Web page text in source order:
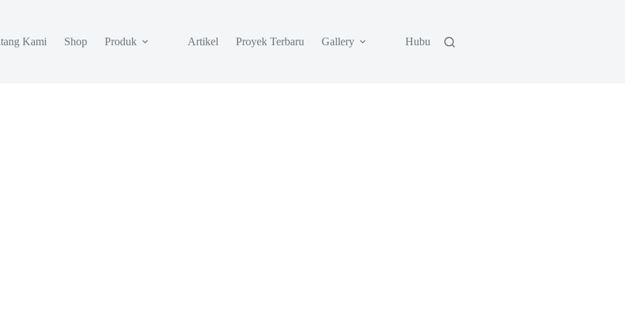
Kami
Shop Produk Artikel Proyek Terbaru Gallery Hubungi Kami